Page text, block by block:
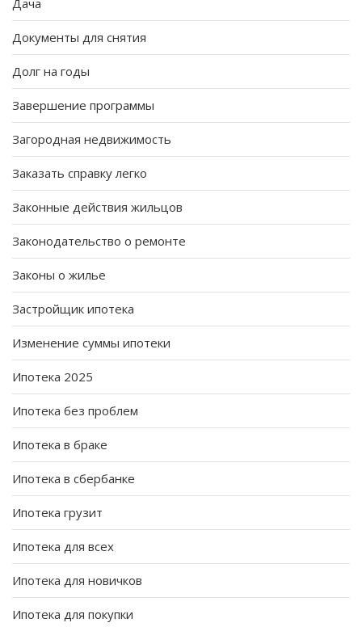
Дача
Документы для снятия
Долг на годы
Завершение программы
Загородная недвижимость
Заказать справку легко
Законные действия жильцов
Законодательство о ремонте
Законы о жилье
Застройщик ипотека
Изменение суммы ипотеки
Ипотека 2025
Ипотека без проблем
Ипотека в браке
Ипотека в сбербанке
Ипотека грузит
Ипотека для всех
Ипотека для новичков
Ипотека для покупки